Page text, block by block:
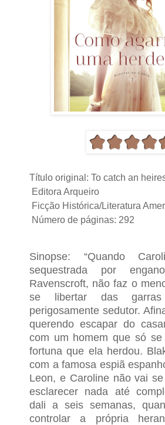
Título original: To catch an
Editora Arqueiro
Ficção Histórica/Literatura
Número de páginas: 292
Sinopse: “Quando
sequestrada por
Ravenscroft, não faz o
se libertar das
perigosamente sedutor.
querendo escapar do
com um homem que só se
fortuna que ela herdou.
com a famosa espiã
Leon, e Caroline não vai
esclarecer nada até
dali a seis semanas,
controlar a própria